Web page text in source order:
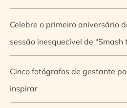
Celebre o primeiro aniversário
sessão inesquecível de “Smash
Cinco fotógrafos de gestante
inspirar